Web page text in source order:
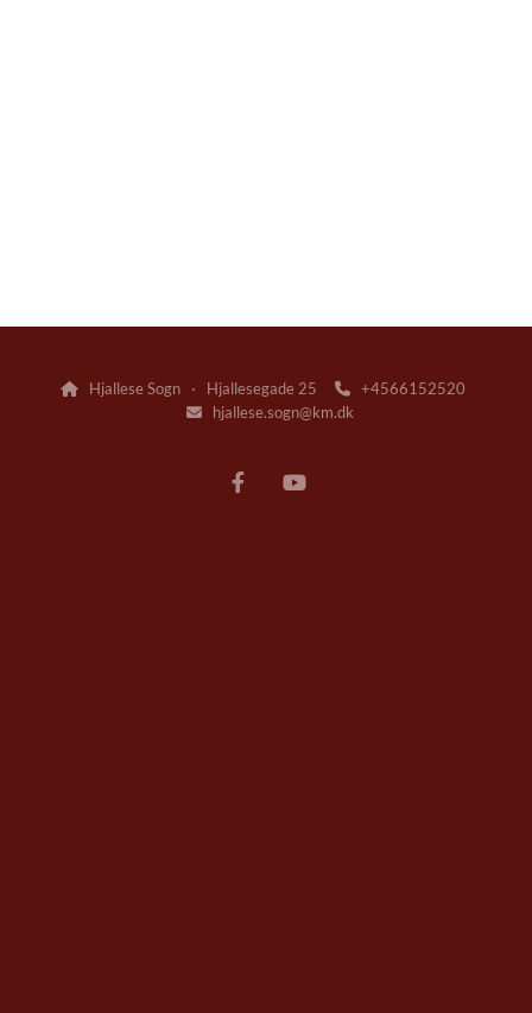
Hjallese Sogn · Hjallesegade 25 +4566152520
hjallese.sogn@km.dk